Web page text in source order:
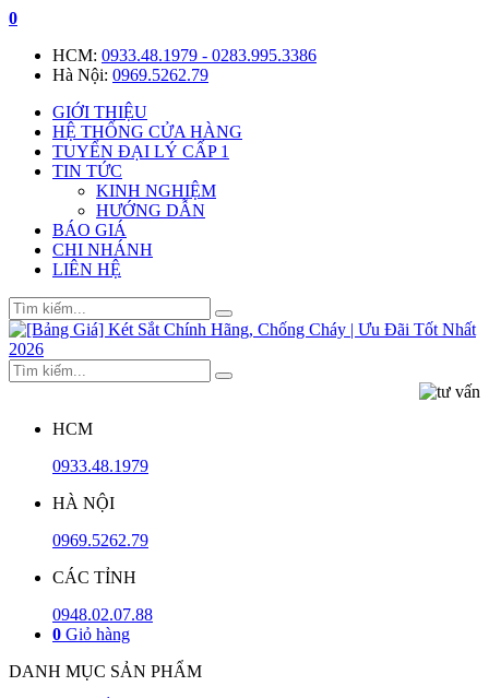
0
HCM: 0933.48.1979 - 0283.995.3386
Hà Nội: 0969.5262.79
GIỚI THIỆU
HỆ THỐNG CỬA HÀNG
TUYỂN ĐẠI LÝ CẤP 1
TIN TỨC
KINH NGHIỆM
HƯỚNG DẪN
BÁO GIÁ
CHI NHÁNH
LIÊN HỆ
HCM
0933.48.1979
HÀ NỘI
0969.5262.79
CÁC TỈNH
0948.02.07.88
0 Giỏ hàng
DANH MỤC SẢN PHẨM